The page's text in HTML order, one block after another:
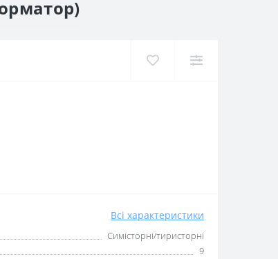
Всі характеристики
Симісторні/тиристорні
9